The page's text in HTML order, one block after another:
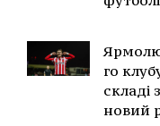
го
складі
новий